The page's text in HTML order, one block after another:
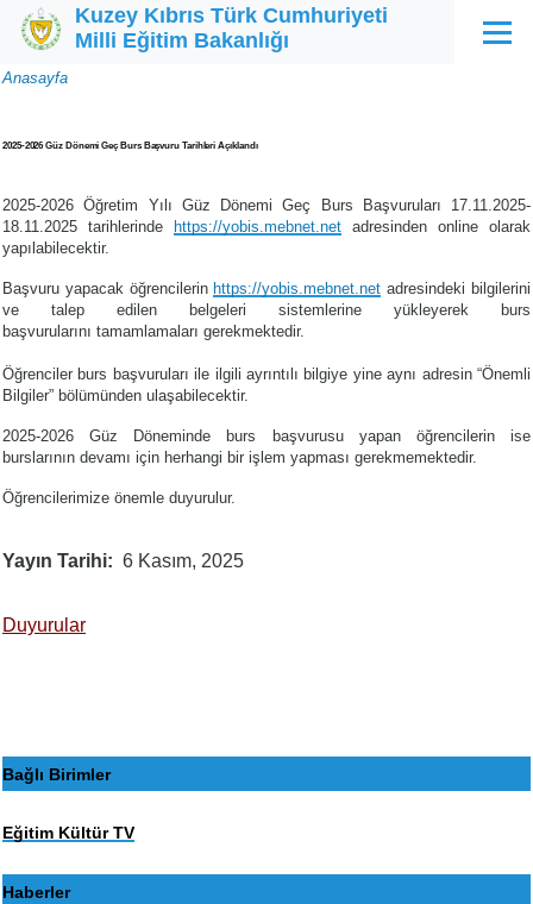
Ana içeriğe atla
Kuzey Kıbrıs Türk Cumhuriyeti
Milli Eğitim Bakanlığı
Menü
Sayfa
Anasayfa
2025-2026 Güz Dönemi Geç Burs Başvuru Tarihleri Açıklandı
2025-2026 Öğretim Yılı Güz Dönemi Geç Burs Başvuruları 17.11.2025-
18.11.2025 tarihlerinde
https://yobis.mebnet.net adresinden online olarak
yapılabilecektir.
Başvuru yapacak öğrencilerin https://yobis.mebnet.net adresindeki bilgilerini
ve talep edilen belgeleri sistemlerine yükleyerek burs
başvurularını tamamlamaları gerekmektedir.
Öğrenciler burs başvuruları ile ilgili ayrıntılı bilgiye yine aynı adresin “Önemli
Bilgiler” bölümünden ulaşabilecektir.
2025-2026 Güz Döneminde burs başvurusu yapan öğrencilerin ise
burslarının devamı için herhangi bir işlem yapması gerekmemektedir.
Öğrencilerimize önemle duyurulur.
Yayın Tarihi 6 Kasım, 2025
Duyurular
Bağlı Birimler
Eğitim Kültür TV
Haberler